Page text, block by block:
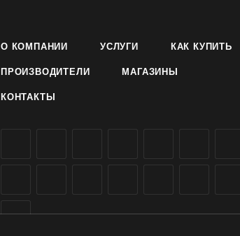
О КОМПАНИИ УСЛУГИ КАК КУПИТЬ
ПРОИЗВОДИТЕЛИ МАГАЗИНЫ
КОНТАКТЫ